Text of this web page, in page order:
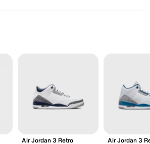
Air Jordan 3 Retro
Air Jordan 3